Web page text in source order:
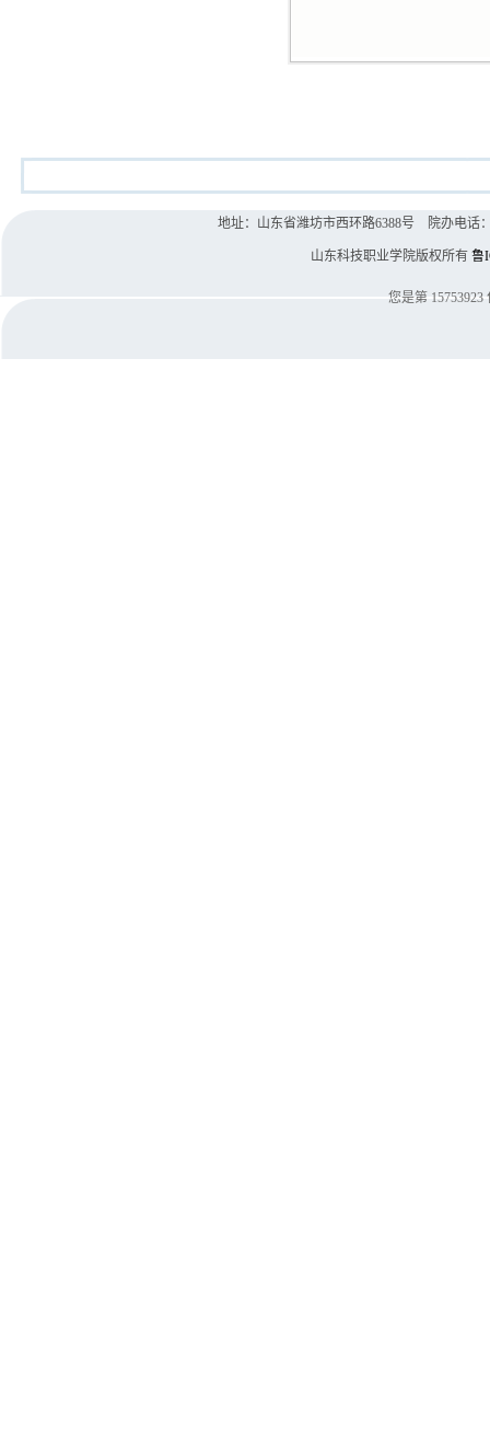
地址：山东省潍坊市西环路6388号 院办电话
山东科技职业学院版权所有 鲁
您是第 15753923